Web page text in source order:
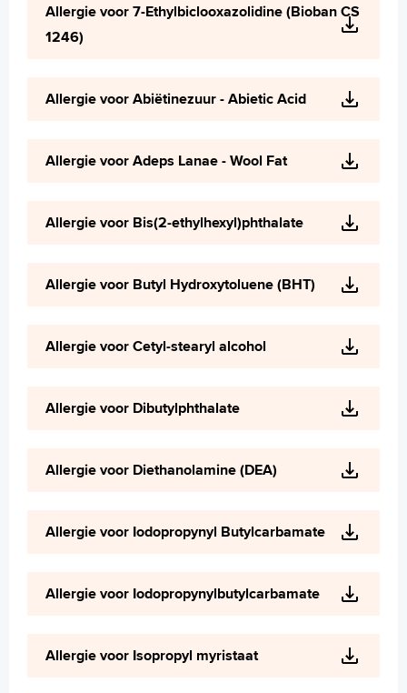
Allergie voor 7-Ethylbiclooxazolidine (Bioban CS
1246)
Allergie voor Abiëtinezuur - Abietic Acid
Allergie voor Adeps Lanae - Wool Fat
Allergie voor Bis(2-ethylhexyl)phthalate
Allergie voor Butyl Hydroxytoluene (BHT)
Allergie voor Cetyl-stearyl alcohol
Allergie voor Dibutylphthalate
Allergie voor Diethanolamine (DEA)
Allergie voor Iodopropynyl Butylcarbamate
Allergie voor Iodopropynylbutylcarbamate
Allergie voor Isopropyl myristaat